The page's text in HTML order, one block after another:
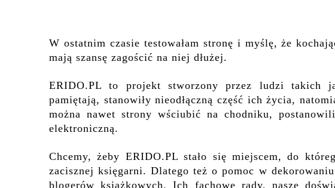
W ostatnim czasie testowałam stronę i myślę, że
mają szansę zagościć na niej dłużej.
ERIDO.PL to projekt stworzony przez ludzi takich
pamiętają, stanowiły nieodłączną część ich życia,
można nawet strony wściubić na chodniku,
elektroniczną.
Chcemy, żeby ERIDO.PL stało się miejscem, do
zacisznej księgarni. Dlatego też o pomoc w
blogerów książkowych. Ich fachowe rady, nasze